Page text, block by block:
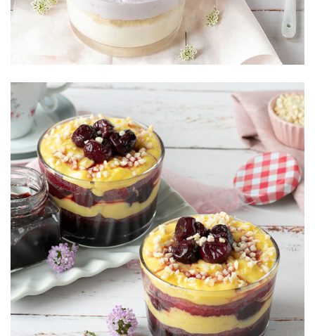
Dessert con crema
pasticcera
e composta di
ciliegie